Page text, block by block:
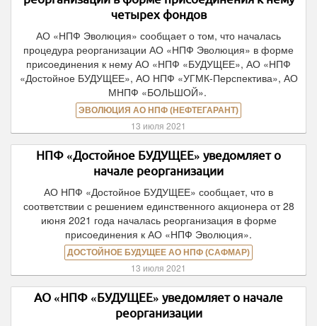
четырех фондов
АО «НПФ Эволюция» сообщает о том, что началась
процедура реорганизации АО «НПФ Эволюция» в форме
присоединения к нему АО «НПФ «БУДУЩЕЕ», АО «НПФ
«Достойное БУДУЩЕЕ», АО НПФ «УГМК-Перспектива», АО
МНПФ «БОЛЬШОЙ».
ЭВОЛЮЦИЯ АО НПФ (НЕФТЕГАРАНТ)
13 июля 2021
НПФ «Достойное БУДУЩЕЕ» уведомляет о
начале реорганизации
АО НПФ «Достойное БУДУЩЕЕ» сообщает, что в
соответствии с решением единственного акционера от 28
июня 2021 года началась реорганизация в форме
присоединения к АО «НПФ Эволюция».
ДОСТОЙНОЕ БУДУЩЕЕ АО НПФ (САФМАР)
13 июля 2021
АО «НПФ «БУДУЩЕЕ» уведомляет о начале
реорганизации